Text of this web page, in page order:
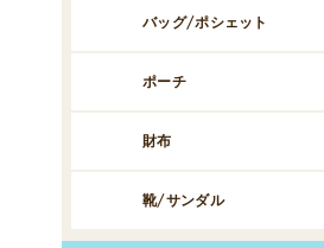
バッグ/ポシェット
ポーチ
財布
靴/サンダル